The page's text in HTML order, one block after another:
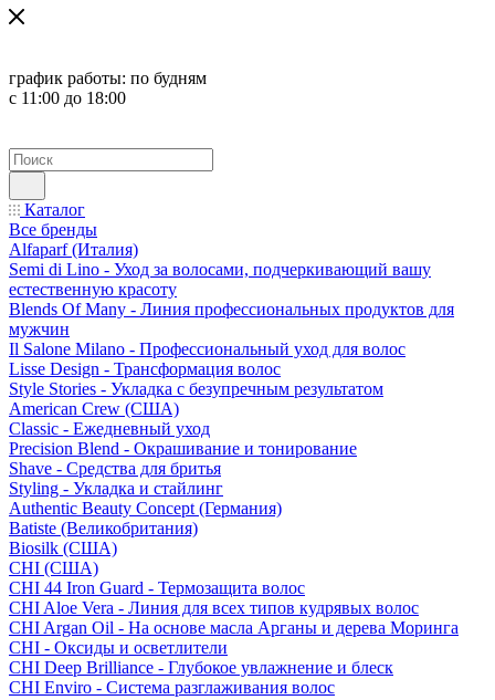
график работы: по будням
с 11:00 до 18:00
Каталог
Все бренды
Alfaparf (Италия)
Semi di Lino - Уход за волосами, подчеркивающий вашу
естественную красоту
Blends Of Many - Линия профессиональных продуктов для
мужчин
Il Salone Milano - Профессиональный уход для волос
Lisse Design - Трансформация волос
Style Stories - Укладка с безупречным результатом
American Crew (США)
Classic - Ежедневный уход
Precision Blend - Окрашивание и тонирование
Shave - Средства для бритья
Styling - Укладка и стайлинг
Authentic Beauty Concept (Германия)
Batiste (Великобритания)
Biosilk (США)
CHI (США)
CHI 44 Iron Guard - Термозащита волос
CHI Aloe Vera - Линия для всех типов кудрявых волос
CHI Argan Oil - На основе масла Арганы и дерева Моринга
CHI - Оксиды и осветлители
CHI Deep Brilliance - Глубокое увлажнение и блеск
CHI Enviro - Система разглаживания волос